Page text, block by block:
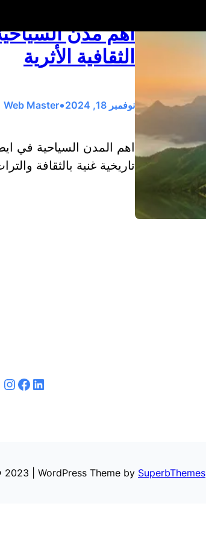
أهم مدن
الثقافية الأثرية
نوفمبر 18, 2024 •
Web Master
اهم المدن السياحية في
تاريخية غنية بالثقافة
لينكد إن فيسبوك إنستجرام
| WordPress Theme by SuperbThemes